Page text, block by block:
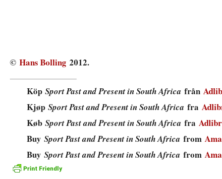
© Hans Bolling 2012.
Köp Sport Past and Present in South Africa från
Kjøp Sport Past and Present in South Africa fra
Køb Sport Past and Present in South Africa fra
Buy Sport Past and Present in South Africa from
Buy Sport Past and Present in South Africa from